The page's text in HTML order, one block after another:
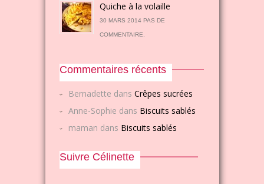
Quiche à la volaille
30 MARS 2014 PAS DE
COMMENTAIRE.
Commentaires récents
Bernadette dansCrêpes sucrées
Anne-Sophie dans Biscuits sablés
maman dans Biscuits sablés
Suivre Célinette